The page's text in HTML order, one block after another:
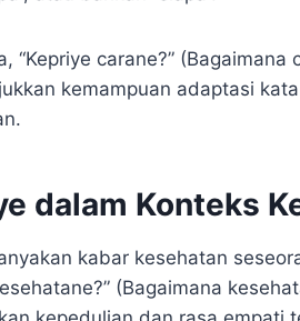
“Kepriye carane?”
kemampuan adaptasi
dalam Konteks
kabar kesehatan
(Bagaimana